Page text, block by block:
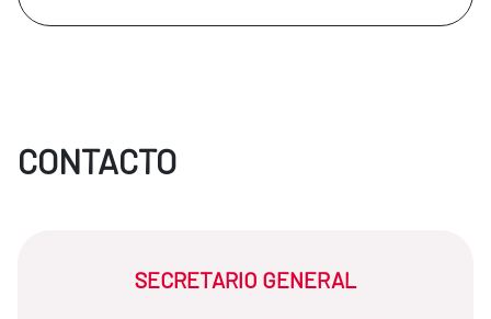
CONTACTO
SECRETARIO GENERAL